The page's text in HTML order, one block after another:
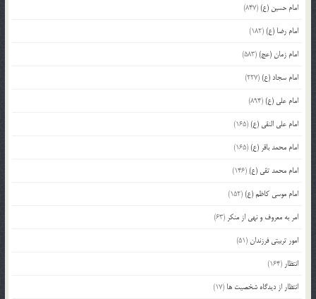
امام حسین (ع)(847)
امام رضا (ع)(182)
امام زمان (عج)(583)
امام سجاد (ع)(227)
امام علی (ع)(894)
امام علی النقی (ع)(165)
امام محمد باقر (ع)(165)
امام محمد تقی (ع)(146)
امام موسی کاظم (ع)(152)
امر به معروف و نهی از منکر (63)
امور تربیتی فرزندان(51)
انتظار (164)
انتظار از دیدگاه شخصیت ها (17)